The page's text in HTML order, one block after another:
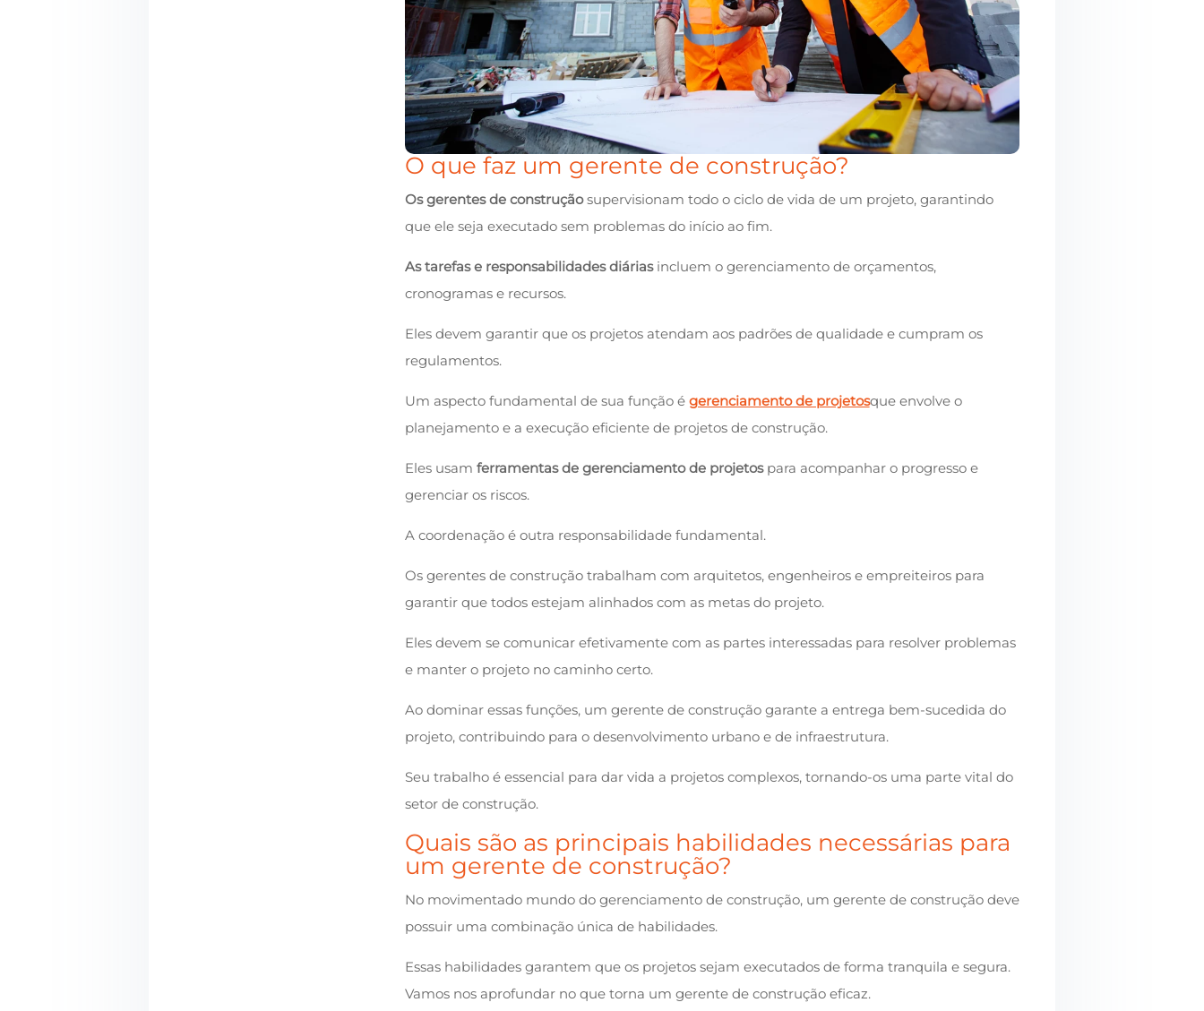
O que faz um gerente de construção?
Os gerentes de construçãosupervisionam todo o ciclo de vida de um projeto, garantindo
que ele seja executado sem problemas do início ao fim.
As tarefas e responsabilidades diáriasincluem o gerenciamento de orçamentos,
cronogramas e recursos.
Eles devem garantir que os projetos atendam aos padrões de qualidade e cumpram os
regulamentos.
Um aspecto fundamental de sua função é gerenciamento de projetosque envolve o
planejamento e a execução eficiente de projetos de construção.
Eles usam ferramentas de gerenciamento de projetospara acompanhar o progresso e
gerenciar os riscos.
A coordenação é outra responsabilidade fundamental.
Os gerentes de construção trabalham com arquitetos, engenheiros e empreiteiros para
garantir que todos estejam alinhados com as metas do projeto.
Eles devem se comunicar efetivamente com as partes interessadas para resolver problemas
e manter o projeto no caminho certo.
Ao dominar essas funções, um gerente de construção garante a entrega bem-sucedida do
projeto, contribuindo para o desenvolvimento urbano e de infraestrutura.
Seu trabalho é essencial para dar vida a projetos complexos, tornando-os uma parte vital do
setor de construção.
Quais são as principais habilidades necessárias para
um gerente de construção?
No movimentado mundo do gerenciamento de construção, um gerente de construção deve
possuir uma combinação única de habilidades.
Essas habilidades garantem que os projetos sejam executados de forma tranquila e segura.
Vamos nos aprofundar no que torna um gerente de construção eficaz.